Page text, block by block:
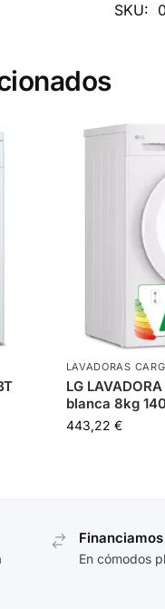
SKU:
LAVADORAS
LG
blanca 8kg
443,22 €
En cómodos